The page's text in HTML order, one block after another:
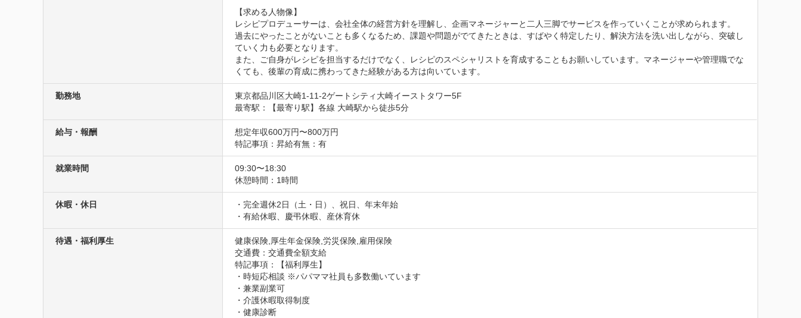
【求める人物像】
レシピプロデューサーは、会社全体の経営方針を理解し、企画マネージャーと二人三脚でサービスを作っていくことが求められます。
過去にやったことがないことも多くなるため、課題や問題がでてきたときは、すばやく特定したり、解決方法を洗い出しながら、突破し
ていく力も必要となります。
また、ご自身がレシピを担当するだけでなく、レシピのスペシャリストを育成することもお願いしています。マネージャーや管理職でな
くても、後輩の育成に携わってきた経験がある方は向いています。
勤務地
東京都品川区大崎1-11-2ゲートシティ大崎イーストタワー5F
最寄駅：【最寄り駅】各線 大崎駅から徒歩5分
給与・報酬
想定年収600万円〜800万円
特記事項：昇給有無：有
就業時間
09:30〜18:30
休憩時間：1時間
休暇・休日
・完全週休2日（土・日）、祝日、年末年始
・有給休暇、慶弔休暇、産休育休
待遇・福利厚生
健康保険,厚生年金保険,労災保険,雇用保険
交通費：交通費全額支給
特記事項：【福利厚生】
・時短応相談 ※パパママ社員も多数働いています
・兼業副業可
・介護休暇取得制度
・健康診断